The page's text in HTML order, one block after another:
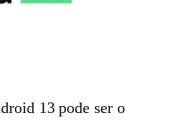
13 pode ser o